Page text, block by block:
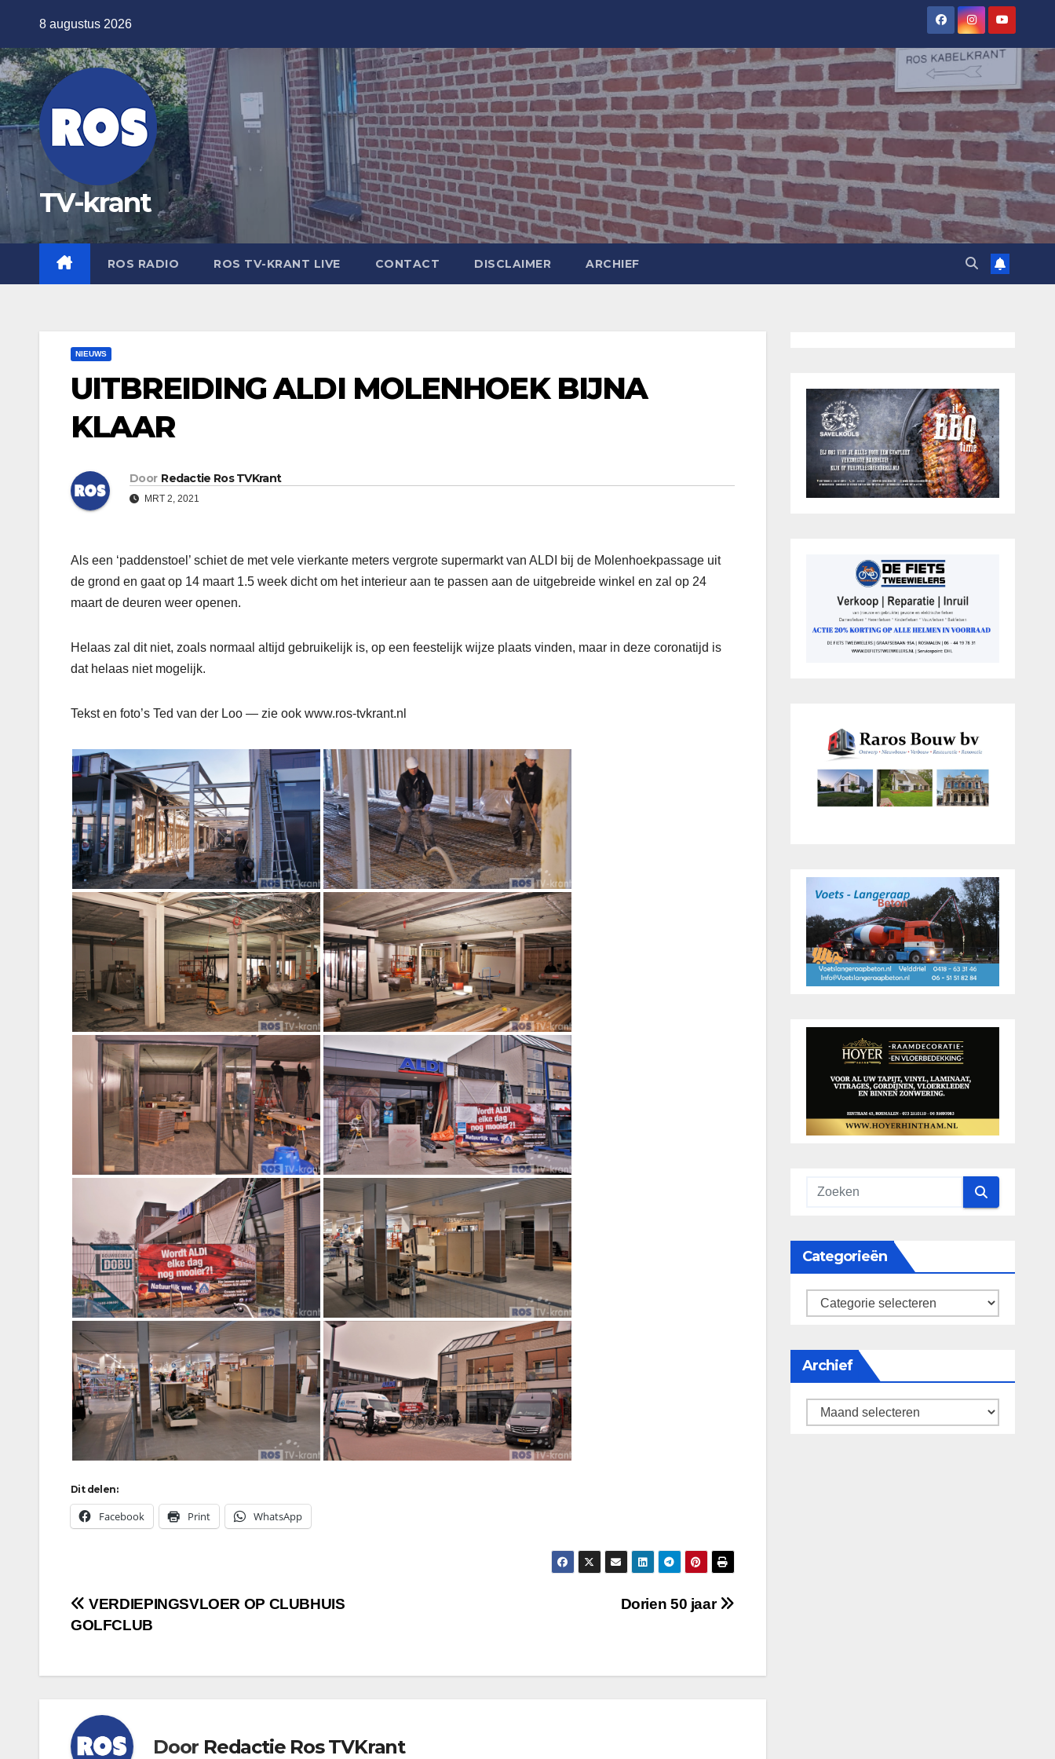
de
inhoud
8 augustus 2026
TV-krant
ROS RADIO ROS TV-KRANT LIVE CONTACT DISCLAIMER ARCHIEF
NIEUWS
UITBREIDING ALDI MOLENHOEK BIJNA
KLAAR
Door Redactie Ros TVKrant
MRT 2, 2021
Als een ‘paddenstoel’ schiet de met vele vierkante meters vergrote supermarkt van ALDI bij de Molenhoekpassage uit
de grond en gaat op 14 maart 1.5 week dicht om het interieur aan te passen aan de uitgebreide winkel en zal op 24
maart de deuren weer openen.
Helaas zal dit niet, zoals normaal altijd gebruikelijk is, op een feestelijk wijze plaats vinden, maar in deze coronatijd is
dat helaas niet mogelijk.
Tekst en foto’s Ted van der Loo — zie ook www.ros-tvkrant.nl
Dit delen:
Facebook Print WhatsApp
Bericht
Dorien 50 jaar
VERDIEPINGSVLOER OP CLUBHUIS
GOLFCLUB
Door Redactie Ros TVKrant
Categorieën
categorieën
Archief
Archief